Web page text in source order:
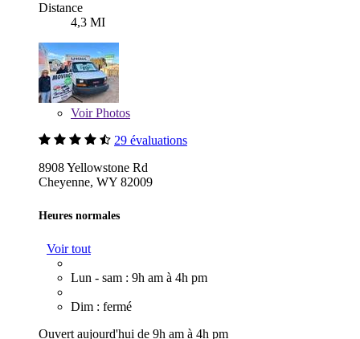
Distance
4,3 MI
VoirPhotos
29 évaluations
8908 Yellowstone Rd
Cheyenne, WY 82009
Heures normales
Voir tout
Lun - sam : 9h am à 4h pm
Dim : fermé
Ouvert aujourd'hui de 9h am à 4h pm